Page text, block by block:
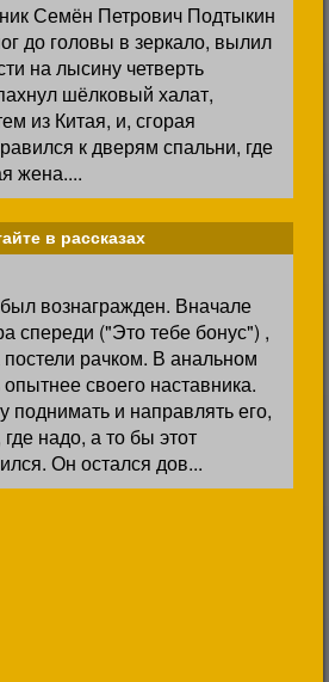
Семён Петрович Подтыкин
до головы в зеркало, вылил
на лысину четверть
шёлковый халат,
из Китая, и, сгорая
к дверям спальни, где
жена....
в рассказах
вознагражден. Вначале
спереди ("Это тебе бонус") ,
рачком. В анальном
своего наставника.
и направлять его,
надо, а то бы этот
Он остался дов...